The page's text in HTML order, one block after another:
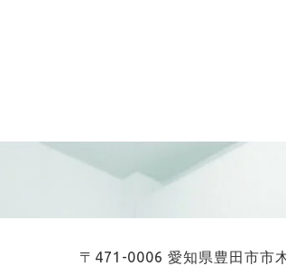
〒471-0006 愛知県豊田市市